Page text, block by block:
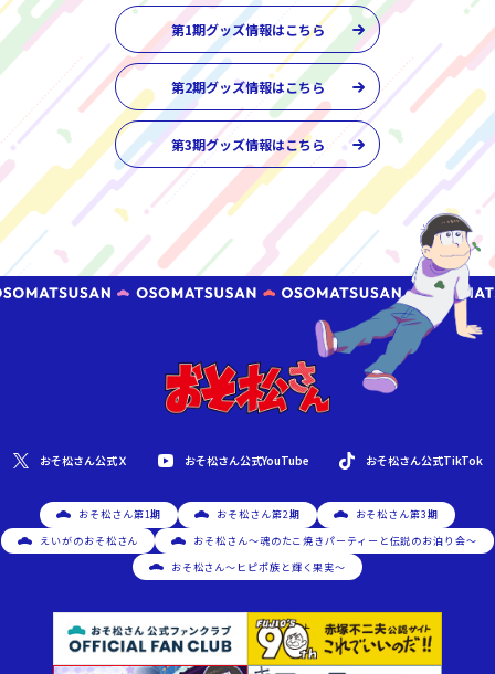
第1期グッズ情報はこちら
第2期グッズ情報はこちら
第3期グッズ情報はこちら
おそ松さん公式Ｘ おそ松さん公式YouTube おそ松さん公式TikTok
おそ松さん第1期 おそ松さん第2期
おそ松さん第3期
えいがのおそ松さん
おそ松さん～魂のたこ焼きパーティーと伝説のお泊り会～
おそ松さん～ヒピポ族と輝く果実～